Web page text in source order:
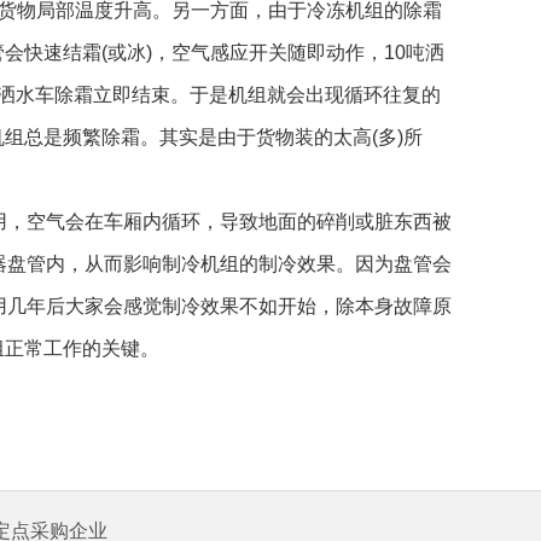
物局部温度升高。另一方面，由于冷冻机组的除霜
快速结霜(或冰)，空气感应开关随即动作，10吨洒
水车除霜立即结束。于是机组就会出现循环往复的
总是频繁除霜。其实是由于货物装的太高(多)所
气会在车厢内循环，导致地面的碎削或脏东西被
管内，从而影响制冷机组的制冷效果。因为盘管会
年后大家会感觉制冷效果不如开始，除本身故障原
常工作的关键。
点采购企业